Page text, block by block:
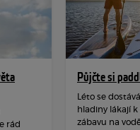
rád
Půjčte si
Léto se
hladiny lákají k
zábavu na